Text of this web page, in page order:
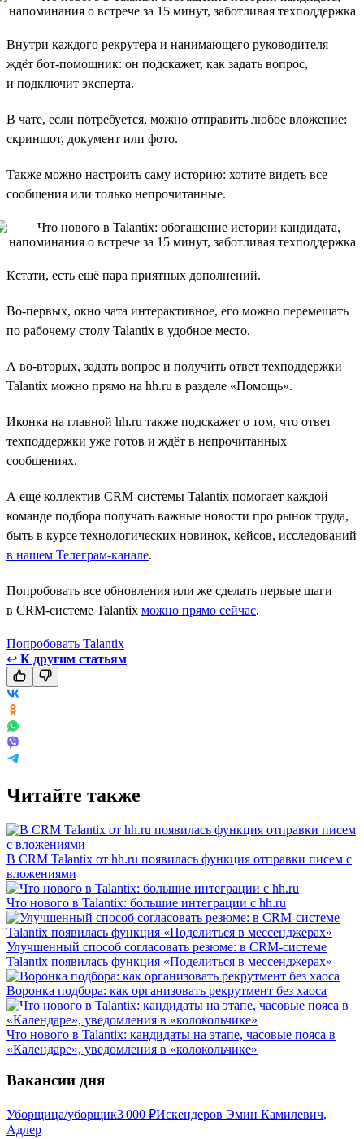
Внутри каждого рекрутера и нанимающего руководителя
ждёт бот-помощник: он подскажет, как задать вопрос,
и подключит эксперта.
В чате, если потребуется, можно отправить любое вложение:
скриншот, документ или фото.
Также можно настроить саму историю: хотите видеть все
сообщения или только непрочитанные.
Кстати, есть ещё пара приятных дополнений.
Во-первых, окно чата интерактивное, его можно перемещать
по рабочему столу Talantix в удобное место.
А во-вторых, задать вопрос и получить ответ техподдержки
Talantix можно прямо на hh.ru в разделе «Помощь».
Иконка на главной hh.ru также подскажет о том, что ответ
техподдержки уже готов и ждёт в непрочитанных
сообщениях.
А ещё коллектив CRM-системы Talantix помогает каждой
команде подбора получать важные новости про рынок труда,
быть в курсе технологических новинок, кейсов, исследований
в нашем Телеграм-канале.
Попробовать все обновления или же сделать первые шаги
в CRM-системе Talantix можно прямо сейчас.
Попробовать Talantix
↩ К другим статьям
Читайте также
В CRM Talantix от hh.ru появилась функция отправки писем с
вложениями
Что нового в Talantix: большие интеграции с hh.ru
Улучшенный способ согласовать резюме: в CRM-системе
Talantix появилась функция «Поделиться в мессенджерах»
Воронка подбора: как организовать рекрутмент без хаоса
Что нового в Talantix: кандидаты на этапе, часовые пояса в
«Календаре», уведомления в «колокольчике»
Вакансии дня
Уборщица/уборщик3 000 ₽Искендеров Эмин Камилевич,
Адлер